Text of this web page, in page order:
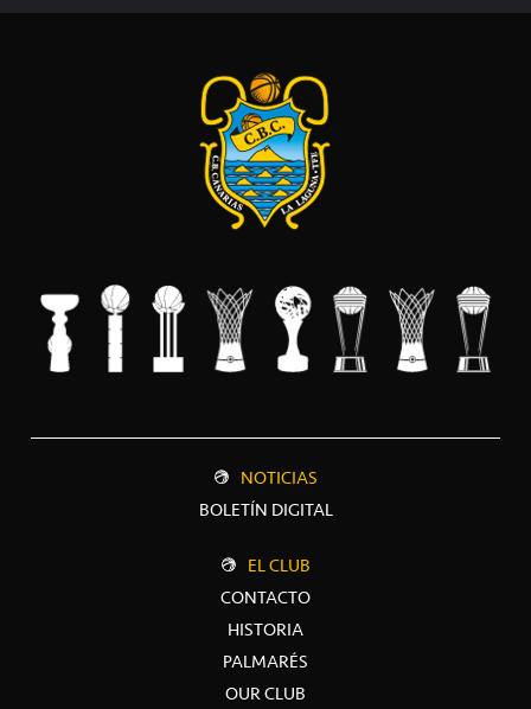
NOTICIAS
BOLETÍN DIGITAL
EL CLUB
CONTACTO
HISTORIA
PALMARÉS
OUR CLUB